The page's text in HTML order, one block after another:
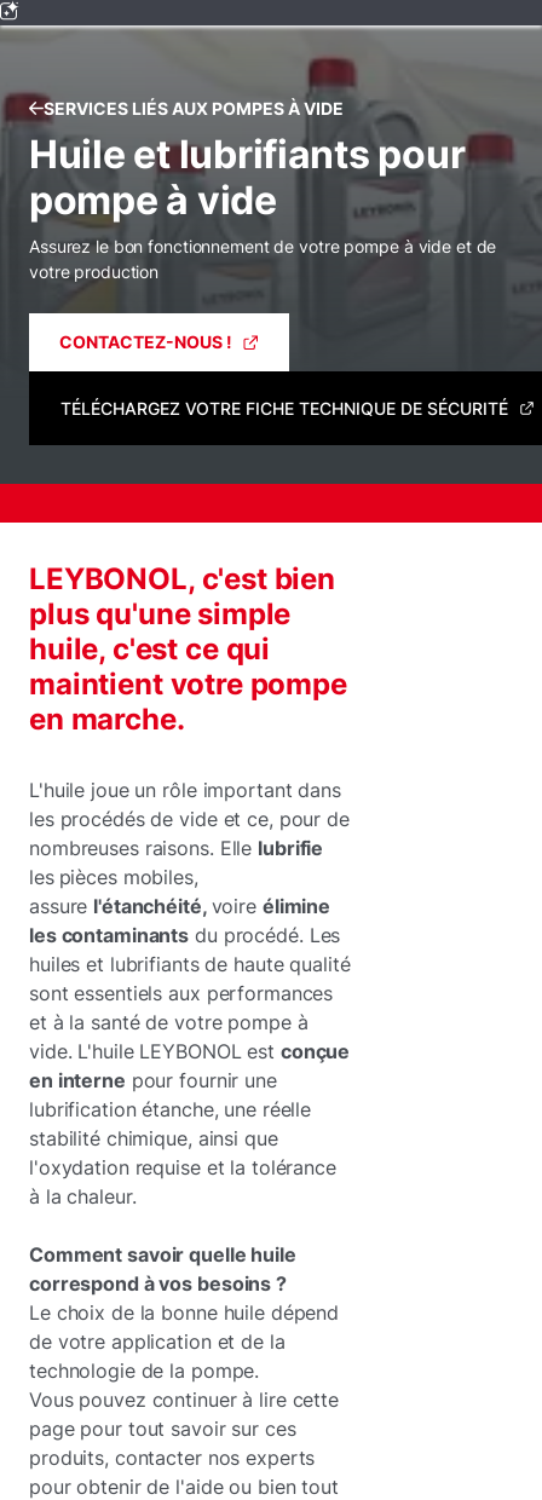
SERVICES LIÉS AUX POMPES À VIDE
Huile et lubrifiants pour
pompe à vide
Assurez le bon fonctionnement de votre pompe à vide et de
votre production
CONTACTEZ-NOUS !
TÉLÉCHARGEZ VOTRE FICHE TECHNIQUE DE SÉCURITÉ
LEYBONOL, c'est bien
plus qu'une simple
huile, c'est ce qui
maintient votre pompe
en marche.
L'huile joue un rôle important dans
les procédés de vide et ce, pour de
nombreuses raisons. Elle lubrifie
les pièces mobiles,
assure l'étanchéité, voire élimine
les contaminants du procédé. Les
huiles et lubrifiants de haute qualité
sont essentiels aux performances
et à la santé de votre pompe à
vide. L'huile LEYBONOL est conçue
en interne pour fournir une
lubrification étanche, une réelle
stabilité chimique, ainsi que
l'oxydation requise et la tolérance
à la chaleur.
Comment savoir quelle huile
correspond à vos besoins ?
Le choix de la bonne huile dépend
de votre application et de la
technologie de la pompe.
Vous pouvez continuer à lire cette
page pour tout savoir sur ces
produits, contacter nos experts
pour obtenir de l'aide ou bien tout